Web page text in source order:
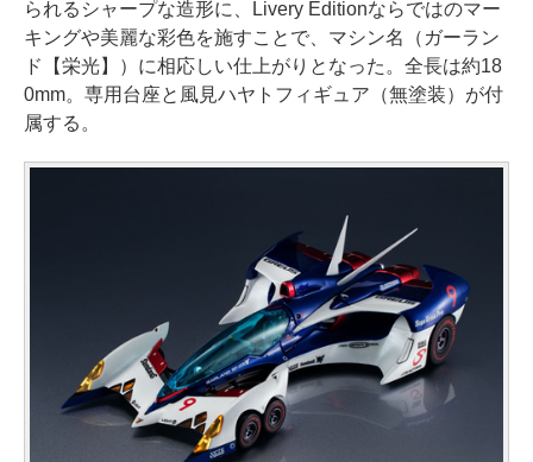
られるシャープな造形に、Livery Editionならではのマー
キングや美麗な彩色を施すことで、マシン名（ガーラン
ド【栄光】）に相応しい仕上がりとなった。全長は約18
0mm。専用台座と風見ハヤトフィギュア（無塗装）が付
属する。